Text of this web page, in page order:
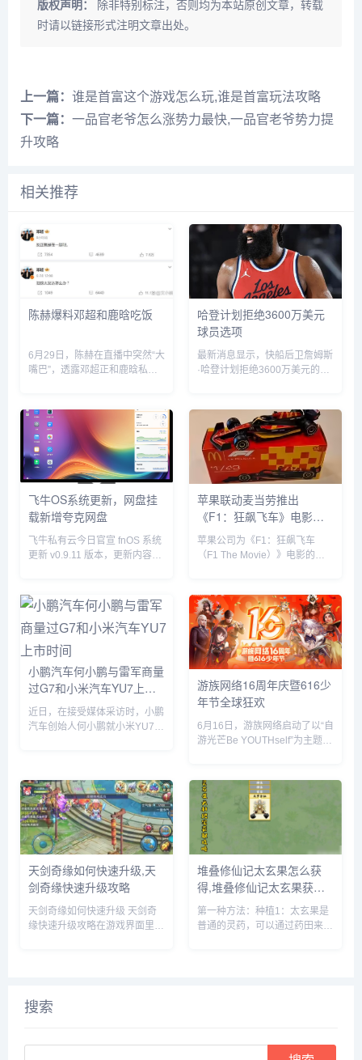
版权声明：
除非特别标注，否则均为本站原创文章，转载
时请以链接形式注明文章出处。
上一篇： 谁是首富这个游戏怎么玩,谁是首富玩法攻略
下一篇： 一品官老爷怎么涨势力最快,一品官老爷势力提
升攻略
相关推荐
陈赫爆料邓超和鹿晗吃饭
6月29日，陈赫在直播中突然“大
嘴巴”，透露邓超正和鹿晗私下
自己也去吃饭了”。没想到，当
天邓超就在微博发文回应：“反
正就是在一起呗”，配文简短却...
哈登计划拒绝3600万美元
球员选项
最新消息显示，快船后卫詹姆斯
·哈登计划拒绝3600万美元的球
飞牛OS系统更新，网盘挂
载新增夸克网盘
飞牛私有云今日官宣 fnOS 系统
更新 v0.9.11 版本，更新内容包
置、优化硬盘类型（HDD、
SSD）的识别等。飞牛 f...
苹果联动麦当劳推出
《F1：狂飙飞车》电影套
餐
苹果公司为《F1：狂飙飞车
（F1 The Movie）》电影的全
味合作，粉丝们可以购买 F1 主
题套餐，并把独家定制的迷你赛
车带回家。...
小鹏汽车何小鹏与雷军商量
过G7和小米汽车YU7上市
时间
近日，在接受媒体采访时，小鹏
汽车创始人何小鹏就小米YU7的
间进行了多次深入讨论。在交流
过程中，何小鹏对小米YU7的...
游族网络16周年庆暨616少
年节全球狂欢
6月16日，游族网络启动了以“自
游光芒Be YOUTHself”为主题的
狂欢嘉年华，更集结了旗下产品
为全球玩家带来了庆生版本更新
及包含616...
天剑奇缘如何快速升级,天
剑奇缘快速升级攻略
天剑奇缘如何快速升级 天剑奇
缘快速升级攻略在游戏界面里，
悬赏任务，完成这些任务后，就
可以...
堆叠修仙记太玄果怎么获
得,堆叠修仙记太玄果获得
方法
第一种方法：种植1：太玄果是
普通的灵药，可以通过药田来种
搜索